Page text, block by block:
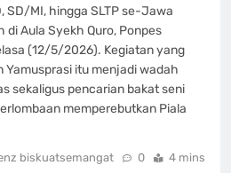
SD/MI, hingga SLTP se-Jawa
di Aula Syekh Quro, Ponpes
(12/5/2026). Kegiatan yang
Yamusprasi itu menjadi wadah
sekaligus pencarian bakat seni
memperebutkan Piala
biskuatsemangat 0 4 mins